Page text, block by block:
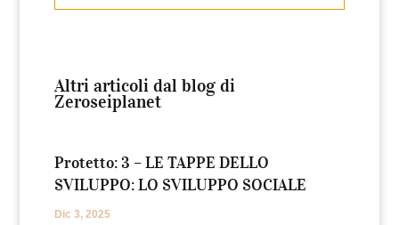
Altri articoli dal blog di
Zeroseiplanet
Protetto: 3 – LE TAPPE DELLO
SVILUPPO: LO SVILUPPO SOCIALE
Dic 3, 2025